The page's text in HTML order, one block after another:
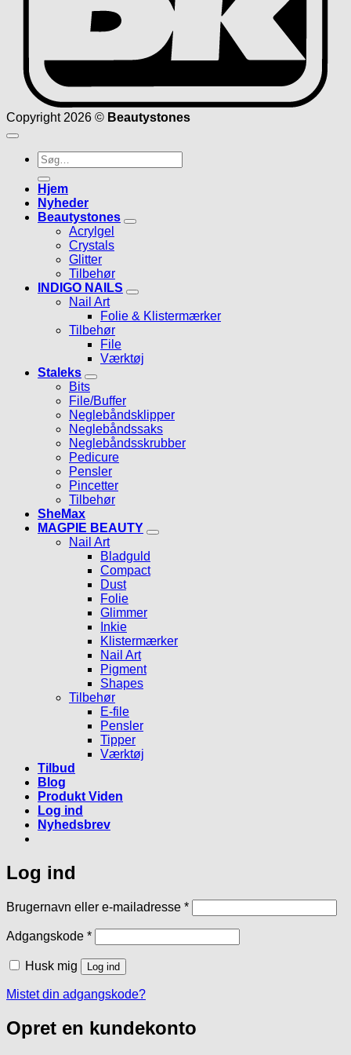
Copyright 2026 © Beautystones
Søg
efter:
Hjem
Nyheder
Beautystones
Acrylgel
Crystals
Glitter
Tilbehør
INDIGO NAILS
Nail Art
Folie & Klistermærker
Tilbehør
File
Værktøj
Staleks
Bits
File/Buffer
Neglebåndsklipper
Neglebåndssaks
Neglebåndsskrubber
Pedicure
Pensler
Pincetter
Tilbehør
SheMax
MAGPIE BEAUTY
Nail Art
Bladguld
Compact
Dust
Folie
Glimmer
Inkie
Klistermærker
Nail Art
Pigment
Shapes
Tilbehør
E-file
Pensler
Tipper
Værktøj
Tilbud
Blog
Produkt Viden
Log ind
Nyhedsbrev
Log ind
Brugernavn eller e-mailadresse *Påkrævet
Adgangskode *Påkrævet
Husk mig Log ind
Mistet din adgangskode?
Opret en kundekonto